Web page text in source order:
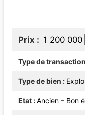
Prix 1 200 000
Type de transaction
Type de bien
Etat Ancien – Bon